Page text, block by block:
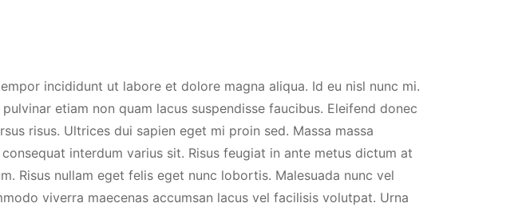
incididunt ut labore et dolore magna aliqua. Id eu nisl nunc mi.
etiam non quam lacus suspendisse faucibus. Eleifend donec
risus. Ultrices dui sapien eget mi proin sed. Massa massa
interdum varius sit. Risus feugiat in ante metus dictum at
Risus nullam eget felis eget nunc lobortis. Malesuada nunc vel
viverra maecenas accumsan lacus vel facilisis volutpat. Urna